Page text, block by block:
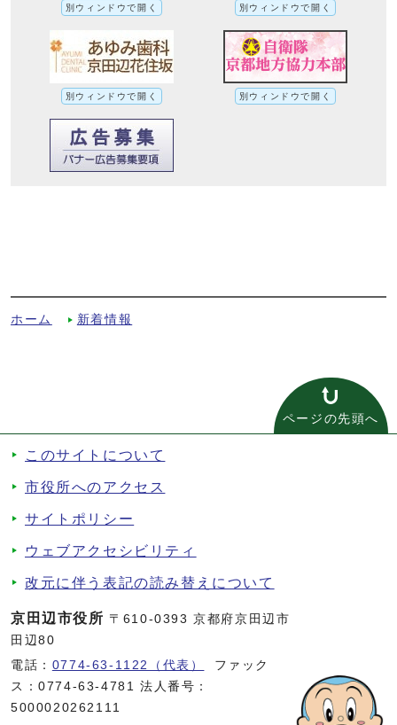
別ウィンドウで開く 別ウィンドウで開く
別ウィンドウで開く 別ウィンドウで開く
ホーム 新着情報
ページの先頭へ
このサイトについて
市役所へのアクセス
サイトポリシー
ウェブアクセシビリティ
改元に伴う表記の読み替えについて
京田辺市役所 〒610-0393 京都府京田辺市
田辺80
電話： 0774-63-1122（代表）
ファック
ス：0774-63-4781 法人番号：
5000020262111